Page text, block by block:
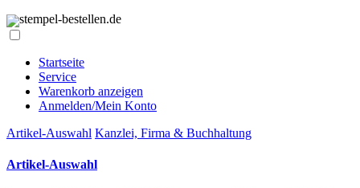
stempel-bestellen.de
Startseite
Service
Warenkorb anzeigen
Anmelden/Mein Konto
Artikel-Auswahl Kanzlei, Firma & Buchhaltung
Artikel-Auswahl